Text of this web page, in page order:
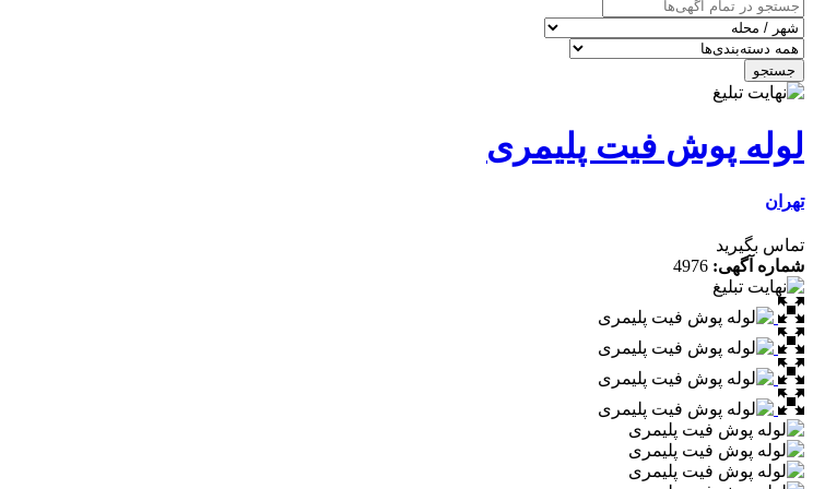
جستجو
لوله پوش فیت پلیمری
تهران
تماس بگیرید
شماره آگهی: 4976